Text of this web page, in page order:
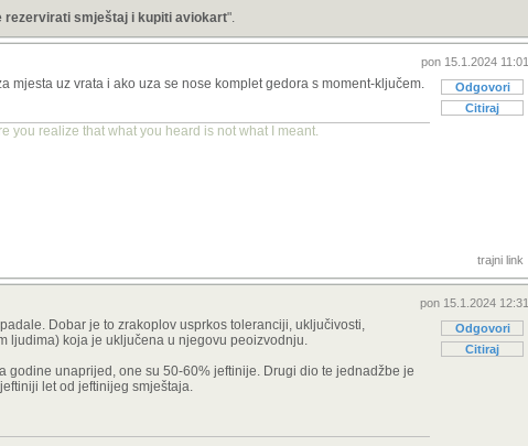
rezervirati smještaj i kupiti aviokart".
pon 15.1.2024 11:01
Odgovori
Citiraj
uz vrata i ako uza se nose komplet gedora s moment-ključem.
you realize that what you heard is not what I meant.
trajni link
pon 15.1.2024 12:31
Odgovori
Citiraj
Dobar je to zrakoplov usprkos toleranciji, uključivosti,
ljudima) koja je uključena u njegovu peoizvodnju.
unaprijed, one su 50-60% jeftinije. Drugi dio te jednadžbe je
let od jeftinijeg smještaja.